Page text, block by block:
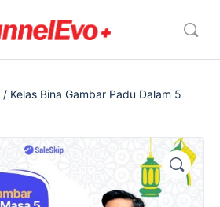
/ Kelas Bina Gambar Padu Dalam 5